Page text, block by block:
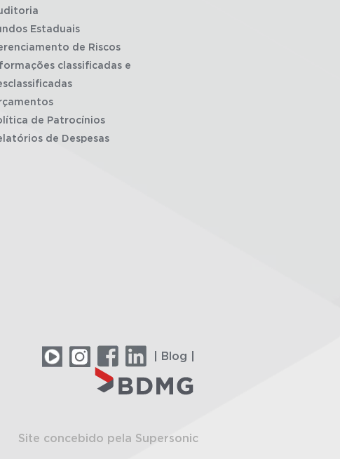
Estaduais
de Riscos
classificadas e
de Patrocínios
de Despesas
| Blog |
Site concebido pela Supersonic